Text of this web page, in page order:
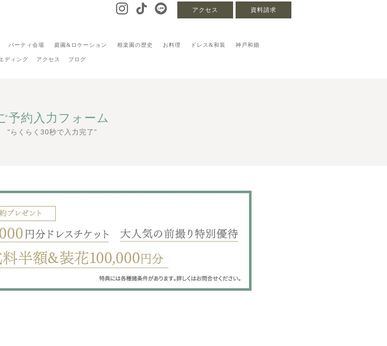
資料請求
アクセス
パーティ会場 庭園&ロケーション 相楽園の歴史 お料理 ドレス&和装 神戸和婚
ディング アクセス ブログ
予約入力フォーム
"らくらく30秒で入力完了"